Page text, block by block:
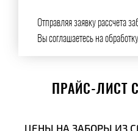
Отправляя заявку рассчета
Вы соглашаетесь на
ПРАЙС-ЛИСТ
ЦЕНЫ НА ЗАБОРЫ ИЗ